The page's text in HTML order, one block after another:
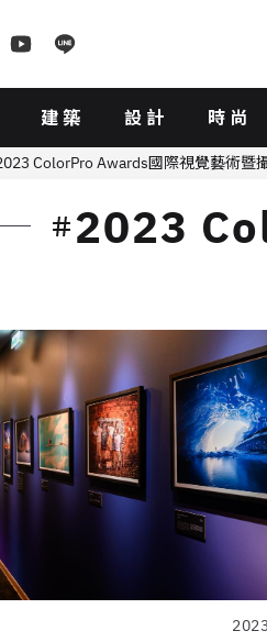
建築 設計 時尚
ColorPro Awards國際視覺藝術暨
2023